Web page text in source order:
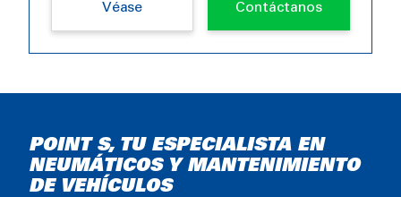
Véase Contáctanos
POINT S, TU ESPECIALISTA EN
NEUMÁTICOS Y MANTENIMIENTO
DE VEHÍCULOS